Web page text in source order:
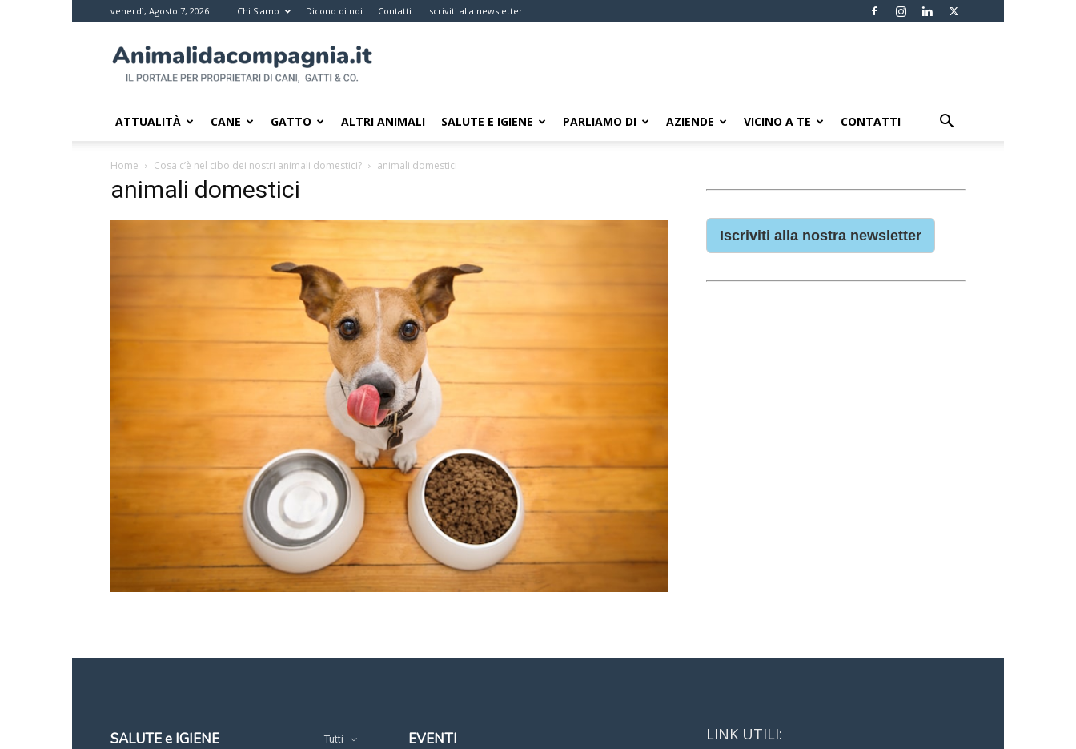
venerdì, Agosto 7, 2026 Chi Siamo Dicono di noi Contatti Iscriviti alla newsletter
da
compagnia
Il
i
proprietari
di
ATTUALITÀ CANE GATTO ALTRI ANIMALI SALUTE E IGIENE PARLIAMO DI AZIENDE VICINO A TE CONTATTI
Home Cosa c’è nel cibo dei nostri animali domestici? animali domestici
animali domestici
Iscriviti alla nostra newsletter
SALUTE e IGIENE Tutti EVENTI
LINK UTILI: